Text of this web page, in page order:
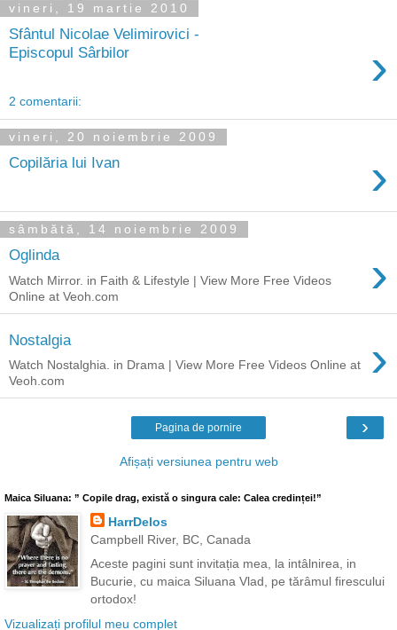
vineri, 19 martie 2010
Sfântul Nicolae Velimirovici -
Episcopul Sârbilor
›
2 comentarii:
vineri, 20 noiembrie 2009
Copilăria lui Ivan ›
sâmbătă, 14 noiembrie 2009
Oglinda ›
Watch Mirror. in Faith & Lifestyle | View More Free Videos
Online at Veoh.com
Nostalgia ›
Watch Nostalghia. in Drama | View More Free Videos Online at
Veoh.com
›
Pagina de pornire
Afișați versiunea pentru web
Maica Siluana: ” Copile drag, există o singura cale: Calea credinței!”
HarrDelos
Campbell River, BC, Canada
Aceste pagini sunt invitația mea, la intâlnirea, in
Bucurie, cu maica Siluana Vlad, pe tărâmul firescului
ortodox!
Vizualizați profilul meu complet